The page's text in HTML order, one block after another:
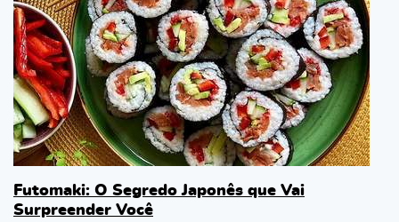
Futomaki: O Segredo Japonês que Vai
Surpreender Você